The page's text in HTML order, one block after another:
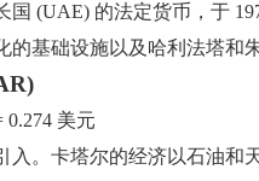
国 (UAE) 的法定货币，于
的基础设施以及哈利法塔和
美元
入。卡塔尔的经济以石油